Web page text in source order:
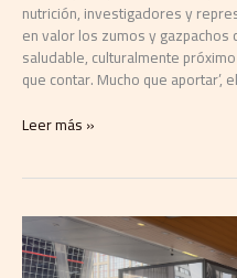
nutrición, investigadores y
en valor los zumos y
saludable, culturalmente
que contar. Mucho que aportar’,
Leer más »
Fort
Fichet